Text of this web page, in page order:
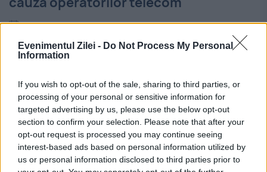
Evenimentul Zilei - Do Not Process My Personal
Information
If you wish to opt-out of the sale, sharing to third parties, or
processing of your personal or sensitive information for
targeted advertising by us, please use the below opt-out
section to confirm your selection. Please note that after your
opt-out request is processed you may continue seeing
interest-based ads based on personal information utilized by
us or personal information disclosed to third parties prior to
20 MARTIE 2024
Locuitorii unui cartier din orașul Brașov( n.r.
„război” antenelor 5G nemulțumiți din
cauza faptului că se amplasează în
apropierea caselor lor. Oamenii spun că
sănătatea...